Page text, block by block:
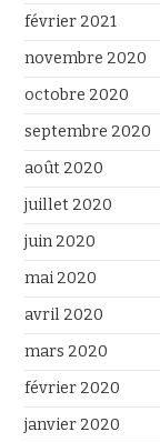
février 2021
novembre 2020
octobre 2020
septembre 2020
août 2020
juillet 2020
juin 2020
mai 2020
avril 2020
mars 2020
février 2020
janvier 2020